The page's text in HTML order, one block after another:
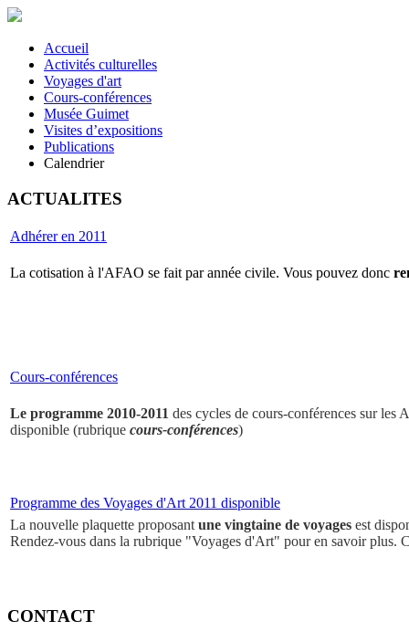
Accueil
Activités culturelles
Voyages d'art
Cours-conférences
Musée Guimet
Visites d’expositions
Publications
Calendrier
ACTUALITES
Adhérer en 2011
La cotisation à l'AFAO se fait par année civile. Vous pouvez donc
Cours-conférences
Le programme 2010-2011 des cycles de cours-conférences sur
disponible (rubrique cours-conférences)
Programme des Voyages d'Art 2011 disponible
La nouvelle plaquette proposantune vingtaine de voyages est
Rendez-vous dans la rubrique "Voyages d'Art" pour en savoir plus.
CONTACT